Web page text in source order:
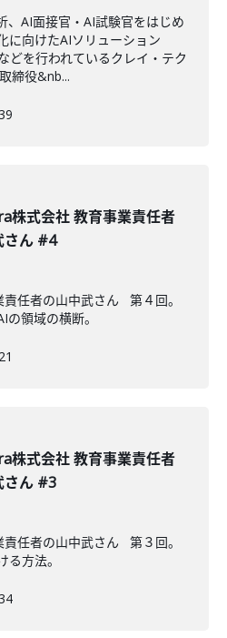
、AI面接官・AI試験官をはじめ
に向けたAIソリューション
どを行われているクレイ・テク
締役&nb...
株式会社 教育事業責任者
さん #4
任者の山中武さん 第４回。
領域の横断。
株式会社 教育事業責任者
さん #3
任者の山中武さん 第３回。
方法。